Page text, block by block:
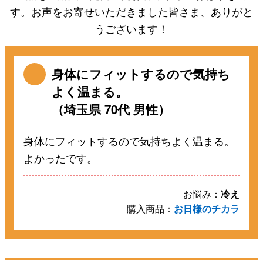
す。お声をお寄せいただきました皆さま、ありがと
うございます！
身体にフィットするので気持ち
よく温まる。
（埼玉県 70代 男性）
身体にフィットするので気持ちよく温まる。
よかったです。
お悩み： 冷え
購入商品： お日様のチカラ